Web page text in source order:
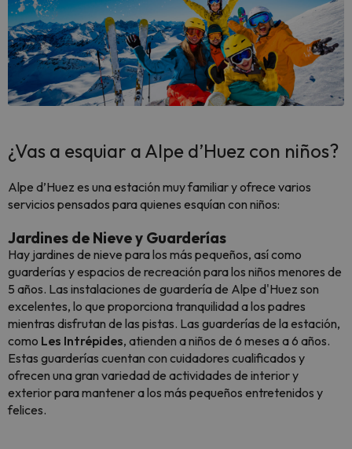
¿Vas a esquiar a Alpe d’Huez con niños?
Alpe d’Huez es una estación muy familiar y ofrece varios
servicios pensados para quienes esquían con niños:
Jardines de Nieve y Guarderías
Hay jardines de nieve para los más pequeños, así como
guarderías y espacios de recreación para los niños menores de
5 años. Las instalaciones de guardería de Alpe d'Huez son
excelentes, lo que proporciona tranquilidad a los padres
mientras disfrutan de las pistas. Las guarderías de la estación,
como Les Intrépides, atienden a niños de 6 meses a 6 años.
Estas guarderías cuentan con cuidadores cualificados y
ofrecen una gran variedad de actividades de interior y
exterior para mantener a los más pequeños entretenidos y
felices.